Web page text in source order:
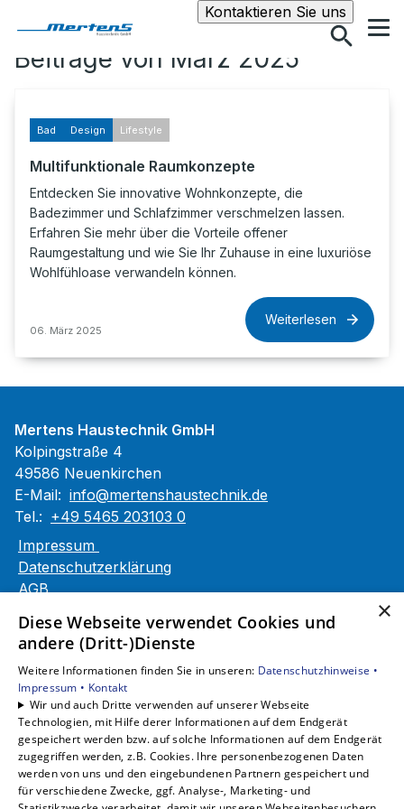
Kontaktieren Sie unsSuche
Beiträge von März 2025
Bad Design Lifestyle
Multifunktionale Raumkonzepte
Entdecken Sie innovative Wohnkonzepte, die
Badezimmer und Schlafzimmer verschmelzen lassen.
Erfahren Sie mehr über die Vorteile offener
Raumgestaltung und wie Sie Ihr Zuhause in eine luxuriöse
Wohlfühloase verwandeln können.
06. März 2025
Weiterlesen
Mertens Haustechnik GmbH
Kolpingstraße 4
49586 Neuenkirchen
E-Mail: info@mertenshaustechnik.de
Tel.: +49 5465 203103 0
Impressum
Datenschutzerklärung
AGB
Unsere Bereiche
Privatkunden
Gewerbekunden
Karriere
Unternehmen
Kontakt
×
Diese Webseite verwendet Cookies und
andere (Dritt-)Dienste
Weitere Informationen finden Sie in unseren: Datenschutzhinweise •
Impressum • Kontakt
Wir und auch Dritte verwenden auf unserer Webseite
Technologien, mit Hilfe derer Informationen auf dem Endgerät
gespeichert werden bzw. auf solche Informationen auf dem Endgerät
zugegriffen werden, z.B. Cookies. Ihre personenbezogenen Daten
werden von uns und den eingebundenen Partnern gespeichert und
für verschiedene Zwecke, ggf. Analyse-, Marketing- und